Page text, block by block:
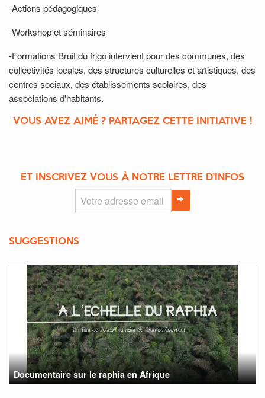
-Actions pédagogiques
-Workshop et séminaires
-Formations Bruit du frigo intervient pour des communes, des
collectivités locales, des structures culturelles et artistiques, des
centres sociaux, des établissements scolaires, des
associations d'habitants.
VOUS AVEZ AIMÉ ? PARTAGEZ CETTE INITIATIVE !
ET INSCRIVEZ VOUS À NOTRE LETTRE D'INFOS
SUGGESTIONS
Documentaire sur le raphia en Afrique